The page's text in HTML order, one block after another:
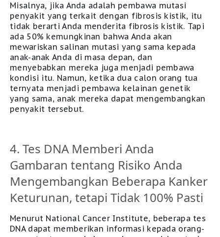
Misalnya, jika Anda adalah pembawa mutasi
penyakit yang terkait dengan fibrosis kistik, itu
tidak berarti Anda menderita fibrosis kistik. Tapi
ada 50% kemungkinan bahwa Anda akan
mewariskan salinan mutasi yang sama kepada
anak-anak Anda di masa depan, dan
menyebabkan mereka juga menjadi pembawa
kondisi itu. Namun, ketika dua calon orang tua
ternyata menjadi pembawa kelainan genetik
yang sama, anak mereka dapat mengembangkan
penyakit tersebut.
4. Tes DNA Memberi Anda
Gambaran tentang Risiko Anda
Mengembangkan Beberapa Kanker
Keturunan, tetapi Tidak 100% Pasti
Menurut National Cancer Institute, beberapa tes
DNA dapat memberikan informasi kepada orang-